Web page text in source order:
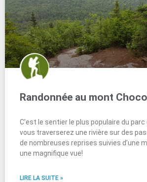
Randonnée au mont
C’est le sentier le plus populaire du
vous traverserez une rivière sur des
de nombreuses reprises suivies d’une
une magnifique vue!
LIRE LA SUITE »